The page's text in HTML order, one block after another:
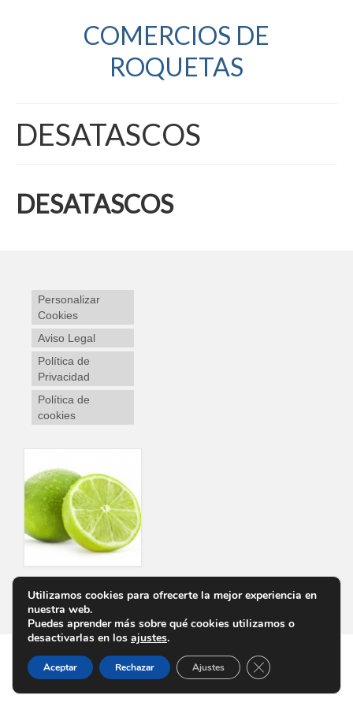
COMERCIOS DE
ROQUETAS
DESATASCOS
DESATASCOS
Personalizar
Cookies
Aviso Legal
Política de
Privacidad
Política de
cookies
Personalizar Cookies Aviso Legal Política de Privacidad Política de cookies
Utilizamos cookies para ofrecerte la mejor experiencia en
nuestra web.
Puedes aprender más sobre qué cookies utilizamos o
desactivarlas en los ajustes.
Aceptar Rechazar Ajustes Cerrar el banner